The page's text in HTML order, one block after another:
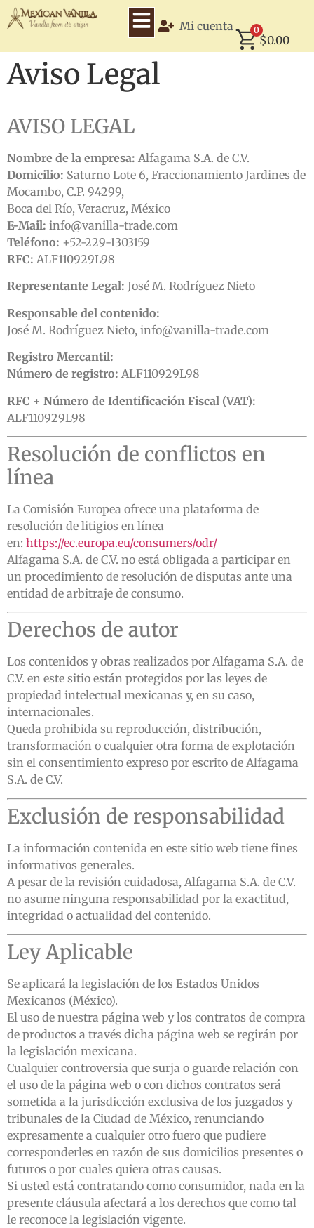
Mi cuenta 0
$0.00
Aviso Legal
AVISO LEGAL
Nombre de la empresa: Alfagama S.A. de C.V.
Domicilio: Saturno Lote 6, Fraccionamiento Jardines de
Mocambo, C.P. 94299,
Boca del Río, Veracruz, México
E-Mail: info@vanilla-trade.com
Teléfono: +52-229-1303159
RFC: ALF110929L98
Representante Legal: José M. Rodríguez Nieto
Responsable del contenido:
José M. Rodríguez Nieto, info@vanilla-trade.com
Registro Mercantil:
Número de registro: ALF110929L98
RFC + Número de Identificación Fiscal (VAT):
ALF110929L98
Resolución de conflictos en
línea
La Comisión Europea ofrece una plataforma de
resolución de litigios en línea
en: https://ec.europa.eu/consumers/odr/
Alfagama S.A. de C.V. no está obligada a participar en
un procedimiento de resolución de disputas ante una
entidad de arbitraje de consumo.
Derechos de autor
Los contenidos y obras realizados por Alfagama S.A. de
C.V. en este sitio están protegidos por las leyes de
propiedad intelectual mexicanas y, en su caso,
internacionales.
Queda prohibida su reproducción, distribución,
transformación o cualquier otra forma de explotación
sin el consentimiento expreso por escrito de Alfagama
S.A. de C.V.
Exclusión de responsabilidad
La información contenida en este sitio web tiene fines
informativos generales.
A pesar de la revisión cuidadosa, Alfagama S.A. de C.V.
no asume ninguna responsabilidad por la exactitud,
integridad o actualidad del contenido.
Ley Aplicable
Se aplicará la legislación de los Estados Unidos
Mexicanos (México).
El uso de nuestra página web y los contratos de compra
de productos a través dicha página web se regirán por
la legislación mexicana.
Cualquier controversia que surja o guarde relación con
el uso de la página web o con dichos contratos será
sometida a la jurisdicción exclusiva de los juzgados y
tribunales de la Ciudad de México, renunciando
expresamente a cualquier otro fuero que pudiere
corresponderles en razón de sus domicilios presentes o
futuros o por cuales quiera otras causas.
Si usted está contratando como consumidor, nada en la
presente cláusula afectará a los derechos que como tal
le reconoce la legislación vigente.